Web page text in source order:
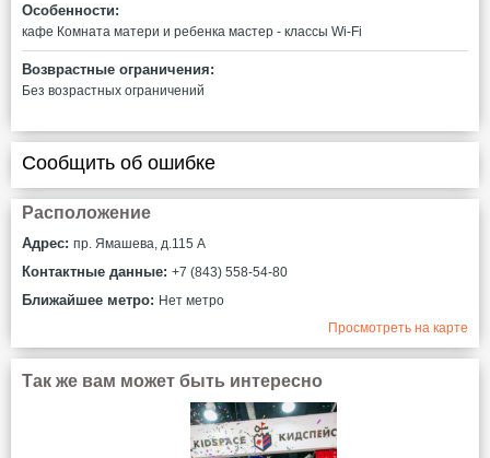
Особенности:
кафе Комната матери и ребенка мастер - классы Wi-Fi
Возврастные ограничения:
Без возрастных ограничений
Сообщить об ошибке
Расположение
Адрес: пр. Ямашева, д.115 А
Контактные данные: +7 (843) 558-54-80
Ближайшее метро: Нет метро
Просмотреть на карте
Так же вам может быть интересно